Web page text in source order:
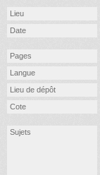
Lieu
Date
Pages
Langue
Lieu de dépôt
Cote
Sujets